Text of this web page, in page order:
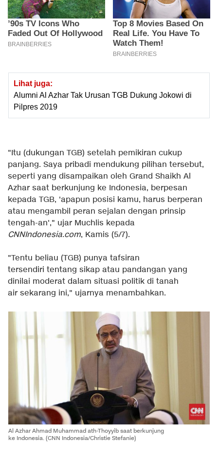
Lihat juga:
Alumni Al Azhar Tak Urusan TGB Dukung Jokowi di
Pilpres 2019
"Itu (dukungan TGB) setelah pemikiran cukup
panjang. Saya pribadi mendukung pilihan tersebut,
seperti yang disampaikan oleh Grand Shaikh Al
Azhar saat berkunjung ke Indonesia, berpesan
kepada TGB, 'apapun posisi kamu, harus berperan
atau mengambil peran sejalan dengan prinsip
tengah-an'," ujar Muchlis kepada
CNNIndonesia.com, Kamis (5/7).
"Tentu beliau (TGB) punya tafsiran
tersendiri tentang sikap atau pandangan yang
dinilai moderat dalam situasi politik di tanah
air sekarang ini," ujarnya menambahkan.
Al Azhar Ahmad Muhammad ath-Thoyyib saat berkunjung
ke Indonesia. (CNN Indonesia/Christie Stefanie)